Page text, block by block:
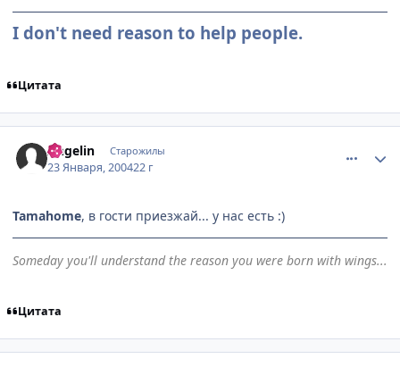
I don't need reason to help people.
Цитата
Angelin Старожилы
23 Января, 200422 г
Tamahome, в гости приезжай... у нас есть :)
Someday you'll understand the reason you were born with wings...
Цитата